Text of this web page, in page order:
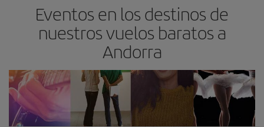
Eventos en los destinos de
nuestros vuelos baratos a
Andorra